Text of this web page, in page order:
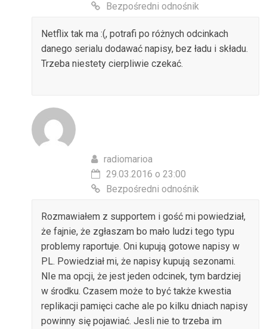
Bezpośredni odnośnik
Netflix tak ma :(, potrafi po różnych odcinkach
danego serialu dodawać napisy, bez ładu i składu.
Trzeba niestety cierpliwie czekać.
radiomarioa
29.03.2016 o 23:00
Bezpośredni odnośnik
Rozmawiałem z supportem i gość mi powiedział,
że fajnie, że zgłaszam bo mało ludzi tego typu
problemy raportuje. Oni kupują gotowe napisy w
PL. Powiedział mi, że napisy kupują sezonami.
NIe ma opcji, że jest jeden odcinek, tym bardziej
w środku. Czasem może to być także kwestia
replikacji pamięci cache ale po kilku dniach napisy
powinny się pojawiać. Jesli nie to trzeba im